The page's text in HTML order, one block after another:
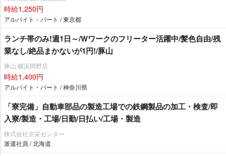
時給1,250円
アルバイト・パート / 東京都
ランチ帯のみ!週1日～/Wワークのフリーター活躍中/髪色自由/残
業なし/絶品まかないが1円!/豚山
豚山 横浜岡野店
時給1,400円
アルバイト・パート / 神奈川県
「寮完備」自動車部品の製造工場での鉄鋼製品の加工・検査/即
入寮/製造・工場/日勤/日払い/工場・製造
株式会社京栄センター
派遣社員 / 北海道